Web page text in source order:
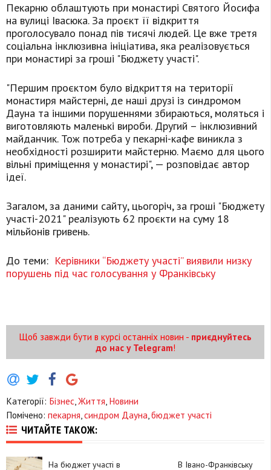
Пекарню облаштують при монастирі Святого Йосифа
на вулиці Івасюка. За проєкт її відкриття
проголосувало понад пів тисячі людей. Це вже третя
соціальна інклюзивна ініціатива, яка реалізовується
при монастирі за гроші "Бюджету участі".
"Першим проєктом було відкриття на території
монастиря майстерні, де наші друзі із синдромом
Дауна та іншими порушеннями збираються, моляться і
виготовляють маленькі вироби. Другий – інклюзивний
майданчик. Тож потреба у пекарні-кафе виникла з
необхідності розширити майстерню. Маємо для цього
вільні приміщення у монастирі", — розповідає автор
ідеї.
Загалом, за даними сайту, цьогоріч, за гроші "Бюджету
участі-2021" реалізують 62 проєкти на суму 18
мільйонів гривень.
До теми: Керівники “Бюджету участі” виявили низку
порушень під час голосування у Франківську
Щоб завжди бути в курсі останніх новин - приєднуйтесь
до нас у Telegram!
Категорії: Бізнес Життя Новини
Помічено: пекарня синдром Дауна бюджет участі
ЧИТАЙТЕ ТАКОЖ:
На бюджет участі в
В Івано-Франківську